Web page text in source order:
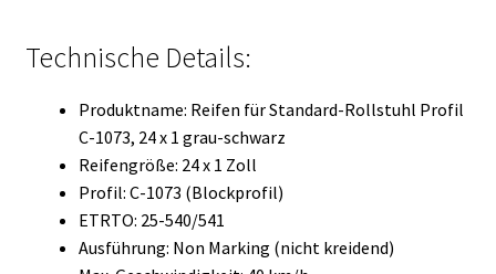
Technische Details:
Produktname: Reifen für Standard-Rollstuhl Profil
C-1073, 24 x 1 grau-schwarz
Reifengröße: 24 x 1 Zoll
Profil: C-1073 (Blockprofil)
ETRTO: 25-540/541
Ausführung: Non Marking (nicht kreidend)